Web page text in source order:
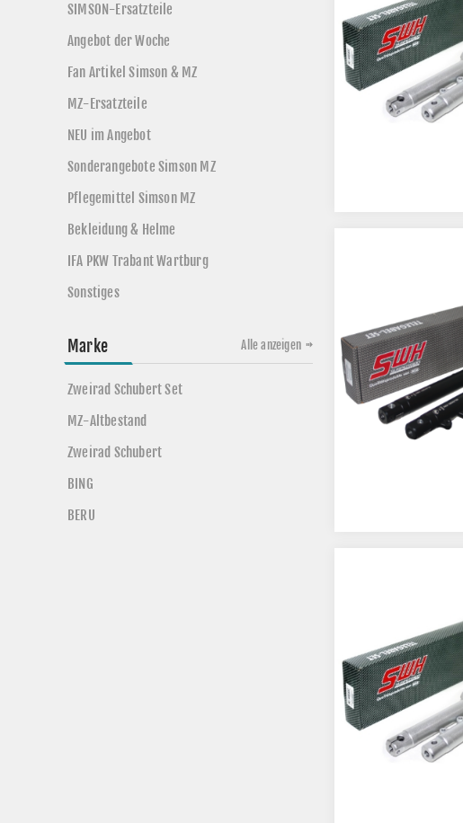
SIMSON-Ersatzteile
Angebot der Woche
Fan Artikel Simson & MZ
MZ-Ersatzteile
NEU im Angebot
Sonderangebote Simson MZ
Pflegemittel Simson MZ
Bekleidung & Helme
IFA PKW Trabant Wartburg
Sonstiges
Marke
Zweirad Schubert Set
MZ-Altbestand
Zweirad Schubert
BING
BERU
Alle anzeigen